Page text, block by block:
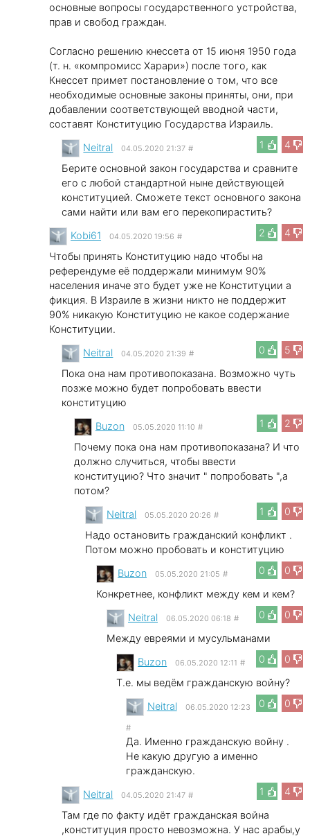
основные вопросы государственного устройства,
прав и свобод граждан.
Согласно решению кнессета от 15 июня 1950 года
(т. н. «компромисс Харари») после того, как
Кнессет примет постановление о том, что все
необходимые основные законы приняты, они, при
добавлении соответствующей вводной части,
составят Конституцию Государства Израиль.
1
4
Neitral 04.05.2020 21:37 #
Берите основной закон государства и сравните
его с любой стандартной ныне действующей
конституцией. Сможете текст основного закона
сами найти или вам его перекопирастить?
2
4
Kobi61 04.05.2020 19:56 #
Чтобы принять Конституцию надо чтобы на
референдуме её поддержали минимум 90%
населения иначе это будет уже не Конституции а
фикция. В Израиле в жизни никто не поддержит
90% никакую Конституцию не какое содержание
Конституции.
0
5
Neitral 04.05.2020 21:39 #
Пока она нам противопоказана. Возможно чуть
позже можно будет попробовать ввести
конституцию
1
2
Buzon 05.05.2020 11:10 #
Почему пока она нам противопоказана? И что
должно случиться, чтобы ввести
конституцию? Что значит " попробовать ",а
потом?
1
0
Neitral 05.05.2020 20:26 #
Надо остановить гражданский конфликт .
Потом можно пробовать и конституцию
0
0
Buzon 05.05.2020 21:05 #
Конкретнее, конфликт между кем и кем?
0
0
Neitral 06.05.2020 06:18 #
Между евреями и мусульманами
0
0
Buzon 06.05.2020 12:11 #
Т.е. мы ведём гражданскую войну?
0
0
Neitral 06.05.2020 12:23
#
Да. Именно гражданскую войну .
Не какую другую а именно
гражданскую.
1
4
Neitral 04.05.2020 21:47 #
Там где по факту идёт гражданская война
,конституция просто невозможна. У нас арабы,у